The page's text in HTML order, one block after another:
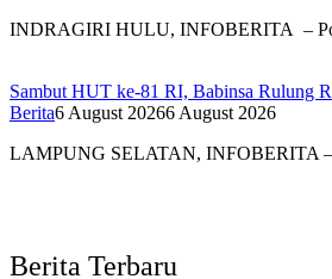
INDRAGIRI HULU, INFOBERITA –
Sambut HUT ke-81 RI, Babinsa Rulung
Berita6 August 20266 August 2026
LAMPUNG SELATAN, INFOBERITA
Berita Terbaru